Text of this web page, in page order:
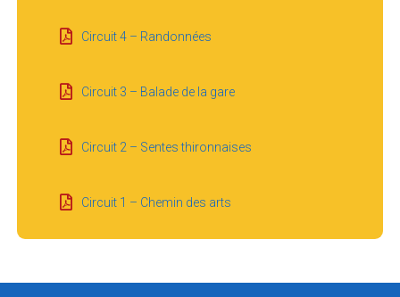
Circuit 4 – Randonnées
Circuit 3 – Balade de la gare
Circuit 2 – Sentes thironnaises
Circuit 1 – Chemin des arts